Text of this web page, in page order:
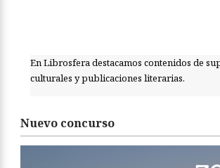
En Librosfera destacamos contenidos de
culturales y publicaciones literarias.
Nuevo concurso